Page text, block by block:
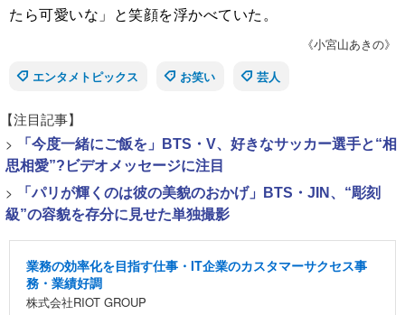
たら可愛いな」と笑顔を浮かべていた。
《小宮山あきの》
エンタメトピックス
お笑い 芸人
【注目記事】
>
「今度一緒にご飯を」BTS・V、好きなサッカー選手と“相
思相愛”?ビデオメッセージに注目
>
「パリが輝くのは彼の美貌のおかげ」BTS・JIN、“彫刻
級”の容貌を存分に見せた単独撮影
業務の効率化を目指す仕事・IT企業のカスタマーサクセス事
務・業績好調
株式会社RIOT GROUP